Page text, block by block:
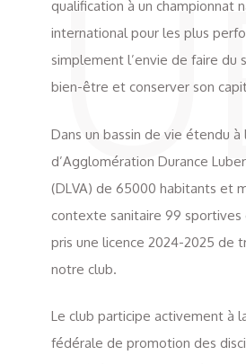
qualification à un championnat
international pour les plus
simplement l’envie de faire du
bien-être et conserver son
Dans un bassin de vie étendu à
d’Agglomération Durance
(DLVA) de 65000 habitants et
contexte sanitaire 99
pris une licence 2024-2025 de
notre club.
Le club participe activement à
fédérale de promotion des